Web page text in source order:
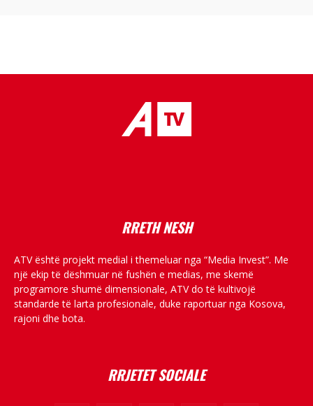
RRETH NESH
ATV është projekt medial i themeluar nga “Media Invest”. Me
një ekip të dëshmuar në fushën e medias, me skemë
programore shumë dimensionale, ATV do të kultivojë
standarde të larta profesionale, duke raportuar nga Kosova,
rajoni dhe bota.
RRJETET SOCIALE